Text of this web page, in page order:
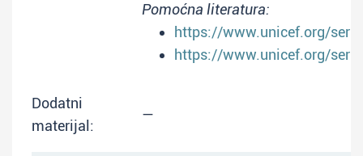
Pomoćna literatura:
https://www.unicef.org/
https://www.unicef.org/
Dodatni
materijal:
—